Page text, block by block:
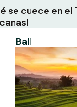
se cuece en
Bali